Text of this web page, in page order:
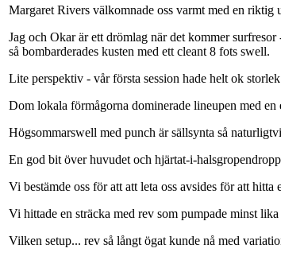
Margaret Rivers välkomnade oss varmt med en riktig
Jag och Okar är ett drömlag när det kommer
så bombarderades kusten med ett cleant 8 fots swell.
Lite perspektiv - vår första session hade helt ok
Dom lokala förmågorna dominerade lineupen med
Högsommarswell med punch är sällsynta så
En god bit över huvudet och hjärtat-i-
Vi bestämde oss för att att leta oss avsides för att
Vi hittade en sträcka med rev som pumpade minst
Vilken setup... rev så långt ögat kunde nå med